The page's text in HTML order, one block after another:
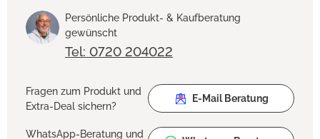
Persönliche Produkt- & Kaufberatung
gewünscht
Tel: 0720 204022
Fragen zum Produkt und
Extra-Deal sichern?
E-Mail Beratung
WhatsApp-Beratung und